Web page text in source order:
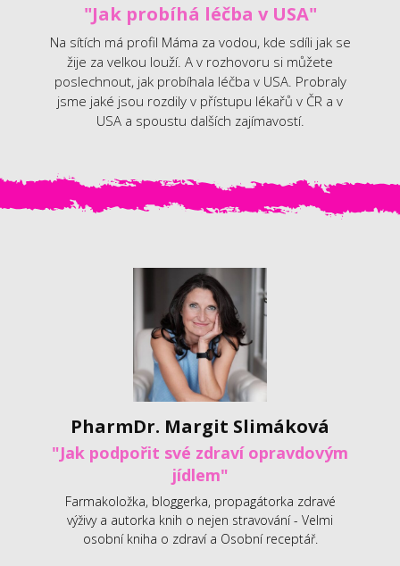
"Jak probíhá léčba v USA"
Na sítích má profil Máma za vodou, kde sdíli jak se
žije za velkou louží. A v rozhovoru si můžete
poslechnout, jak probíhala léčba v USA. Probraly
jsme jaké jsou rozdily v přístupu lékařů v ČR a v
USA a spoustu dalších zajímavostí.
PharmDr. Margit Slimáková
"Jak podpořit své zdraví opravdovým
jídlem"
Farmakoložka, bloggerka, propagátorka zdravé
výživy a autorka knih o nejen stravování - Velmi
osobní kniha o zdraví a Osobní receptář.